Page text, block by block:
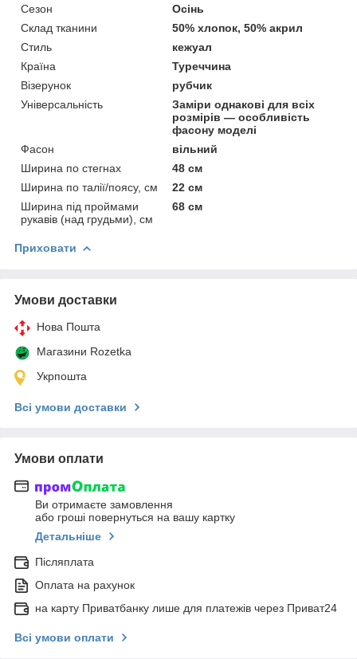
Сезон
Осінь
Склад тканини
50% хлопок, 50% акрил
Стиль
кежуал
Країна
Туреччина
Візерунок
рубчик
Універсальність
Заміри однакові для всіх
розмірів — особливість
фасону моделі
Фасон
вільний
Ширина по стегнах
48 см
Ширина по талії/поясу, см
22 см
Ширина під проймами
рукавів (над грудьми), см
68 см
Приховати
Умови доставки
Нова Пошта
Магазини Rozetka
Укрпошта
Всі умови доставки
Умови оплати
Ви отримаєте замовлення
або гроші повернуться на вашу картку
Детальніше
Післяплата
Оплата на рахунок
на карту Приватбанку лише для платежів через Приват24
Всі умови оплати